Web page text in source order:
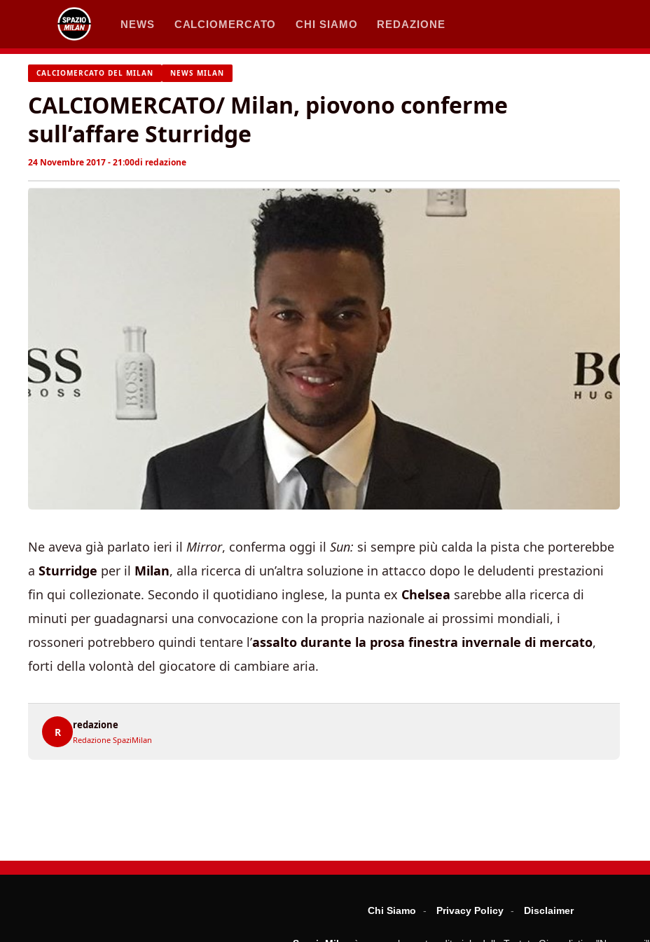
contenuto
NEWS CALCIOMERCATO CHI SIAMO REDAZIONE
CALCIOMERCATO DEL MILAN NEWS MILAN
CALCIOMERCATO/ Milan, piovono conferme
sull’affare Sturridge
24 Novembre 2017 - 21:00di redazione
Ne aveva già parlato ieri il Mirror, conferma oggi il Sun: si sempre più calda la pista che porterebbe
a Sturridge per il Milan, alla ricerca di un’altra soluzione in attacco dopo le deludenti prestazioni
fin qui collezionate. Secondo il quotidiano inglese, la punta ex Chelsea sarebbe alla ricerca di
minuti per guadagnarsi una convocazione con la propria nazionale ai prossimi mondiali, i
rossoneri potrebbero quindi tentare l’assalto durante la prosa finestra invernale di mercato,
forti della volontà del giocatore di cambiare aria.
R
redazione
Redazione SpaziMilan
Chi Siamo Privacy Policy Disclaimer